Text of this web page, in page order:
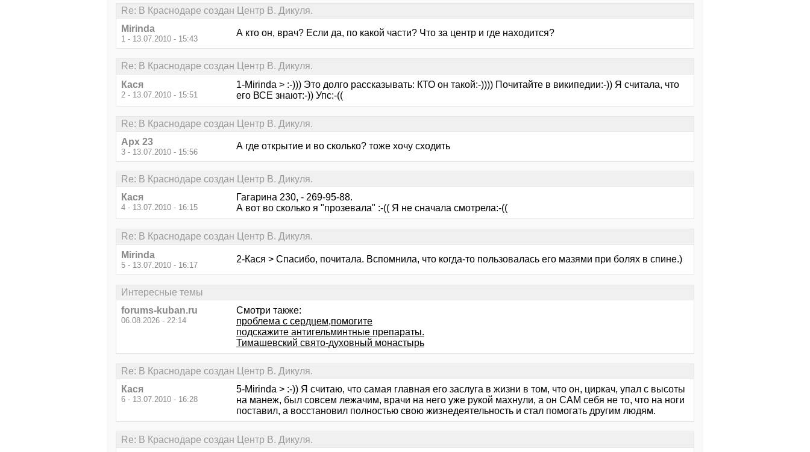
Re: В Краснодаре создан Центр В. Дикуля.
Mirinda
1 - 13.07.2010 - 15:43
А кто он, врач? Если да, по какой части? Что за центр и где находится?
Re: В Краснодаре создан Центр В. Дикуля.
Кася
2 - 13.07.2010 - 15:51
1-Mirinda > :-))) Это долго рассказывать: КТО он такой:-)))) Почитайте в википедии:-)) Я считала, что
его ВСЕ знают:-)) Упс:-((
Re: В Краснодаре создан Центр В. Дикуля.
Арх 23
3 - 13.07.2010 - 15:56
А где открытие и во сколько? тоже хочу сходить
Re: В Краснодаре создан Центр В. Дикуля.
Кася
4 - 13.07.2010 - 16:15
Гагарина 230, - 269-95-88.
А вот во сколько я "прозевала" :-(( Я не сначала смотрела:-((
Re: В Краснодаре создан Центр В. Дикуля.
Mirinda
5 - 13.07.2010 - 16:17
2-Кася > Спасибо, почитала. Вспомнила, что когда-то пользовалась его мазями при болях в спине.)
Интересные темы
forums-kuban.ru
06.08.2026 - 22:14
Смотри также:
проблема с сердцем,помогите
подскажите антигельминтные препараты.
Тимашевский свято-духовный монастырь
Re: В Краснодаре создан Центр В. Дикуля.
Кася
6 - 13.07.2010 - 16:28
5-Mirinda > :-)) Я считаю, что самая главная его заслуга в жизни в том, что он, циркач, упал с высоты
на манеж, был совсем лежачим, врачи на него уже рукой махнули, а он САМ себя не то, что на ноги
поставил, а восстановил полностью свою жизнедеятельность и стал помогать другим людям.
Re: В Краснодаре создан Центр В. Дикуля.